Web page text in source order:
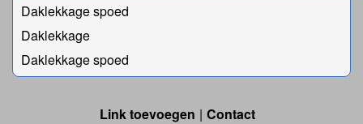
Daklekkage spoed
Daklekkage
Daklekkage spoed
Link toevoegen Contact